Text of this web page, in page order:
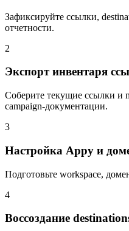
Зафиксируйте ссылки,
отчетности.
2
Экспорт инвентаря
Соберите текущие ссылки и
campaign-документации.
3
Настройка Appy и
Подготовьте workspace,
4
Воссоздание